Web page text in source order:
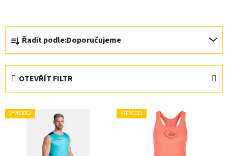
z
p
Řadit podle:Doporučujeme
OTEVŘÍT FILTR
V
ý
VÝPRODEJ VÝPRODEJ